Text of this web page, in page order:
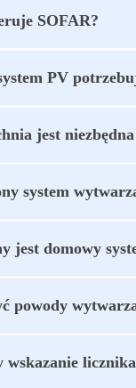
SOFAR?
PV
jest
system
jest domowy
powody
wskazanie